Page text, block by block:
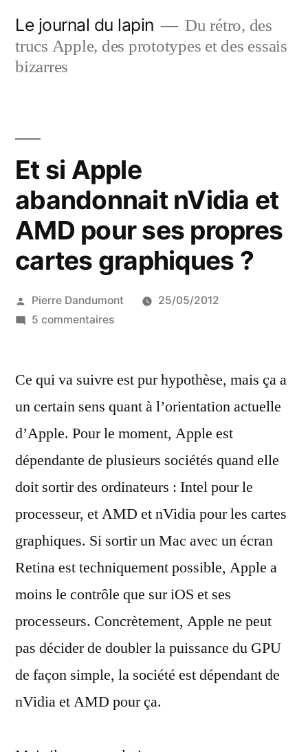
contenu
Le journal du lapin
Du rétro, des
trucs Apple, des prototypes et des essais
bizarres
Et si Apple
abandonnait nVidia et
AMD pour ses propres
cartes graphiques ?
Publié
par
Pierre Dandumont
25/05/2012
5 commentairessur
Apple
nVidia
et
AMD
ses
propres
graphiques
?
Ce qui va suivre est pur hypothèse, mais ça a
un certain sens quant à l’orientation actuelle
d’Apple. Pour le moment, Apple est
dépendante de plusieurs sociétés quand elle
doit sortir des ordinateurs : Intel pour le
processeur, et AMD et nVidia pour les cartes
graphiques. Si sortir un Mac avec un écran
Retina est techniquement possible, Apple a
moins le contrôle que sur iOS et ses
processeurs. Concrètement, Apple ne peut
pas décider de doubler la puissance du GPU
de façon simple, la société est dépendant de
nVidia et AMD pour ça.